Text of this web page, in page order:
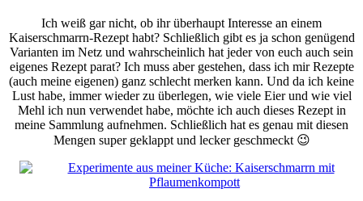
Ich weiß gar nicht, ob ihr überhaupt Interesse an einem
Kaiserschmarrn-Rezept habt? Schließlich gibt es ja schon genügend
Varianten im Netz und wahrscheinlich hat jeder von euch auch sein
eigenes Rezept parat? Ich muss aber gestehen, dass ich mir Rezepte
(auch meine eigenen) ganz schlecht merken kann. Und da ich keine
Lust habe, immer wieder zu überlegen, wie viele Eier und wie viel
Mehl ich nun verwendet habe, möchte ich auch dieses Rezept in
meine Sammlung aufnehmen. Schließlich hat es genau mit diesen
Mengen super geklappt und lecker geschmeckt 😉